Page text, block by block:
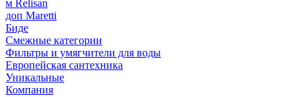
м Relisan
доп Maretti
Биде
Смежные категории
Фильтры и умягчители для воды
Европейская сантехника
Уникальные
Компания